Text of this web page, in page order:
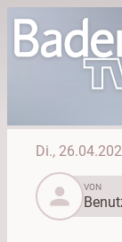
Di.,
person
VON